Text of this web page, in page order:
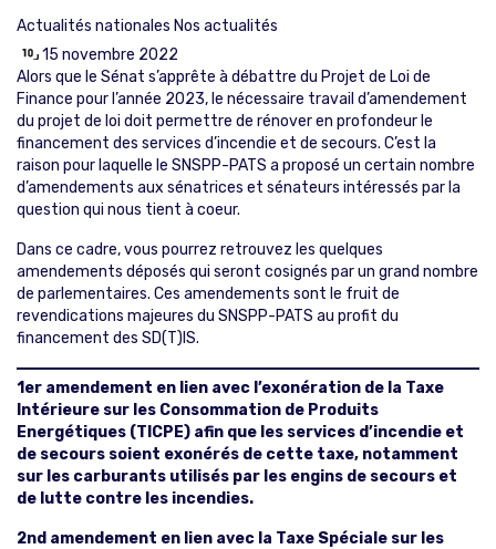
Actualités nationales Nos actualités
15 novembre 2022
Alors que le Sénat s’apprête à débattre du Projet de Loi de
Finance pour l’année 2023, le nécessaire travail d’amendement
du projet de loi doit permettre de rénover en profondeur le
financement des services d’incendie et de secours. C’est la
raison pour laquelle le SNSPP-PATS a proposé un certain nombre
d’amendements aux sénatrices et sénateurs intéressés par la
question qui nous tient à coeur.
Dans ce cadre, vous pourrez retrouvez les quelques
amendements déposés qui seront cosignés par un grand nombre
de parlementaires. Ces amendements sont le fruit de
revendications majeures du SNSPP-PATS au profit du
financement des SD(T)IS.
1er amendement en lien avec l’exonération de la Taxe
Intérieure sur les Consommation de Produits
Energétiques (TICPE) afin que les services d’incendie et
de secours soient exonérés de cette taxe, notamment
sur les carburants utilisés par les engins de secours et
de lutte contre les incendies.
2nd amendement en lien avec la Taxe Spéciale sur les